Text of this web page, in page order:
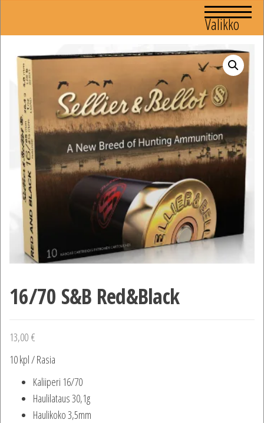
Valikko
16/70 S&B Red&Black
13,00 €
10 kpl / Rasia
Kaliiperi 16/70
Haulilataus 30,1g
Haulikoko 3,5mm